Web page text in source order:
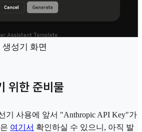
성기 화면
위한 준비물
기 사용에 앞서 "Anthropic API Key"가
여기서 확인하실 수 있으니, 아직 발